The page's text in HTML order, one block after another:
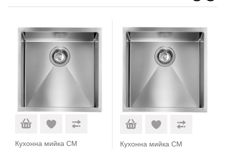
Кухонна мийка CM
Кухонна мийка CM